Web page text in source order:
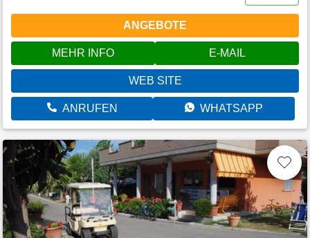
ANGEBOTE
MEHR INFO E-MAIL
WEB SITE
ANRUFEN WHATSAPP